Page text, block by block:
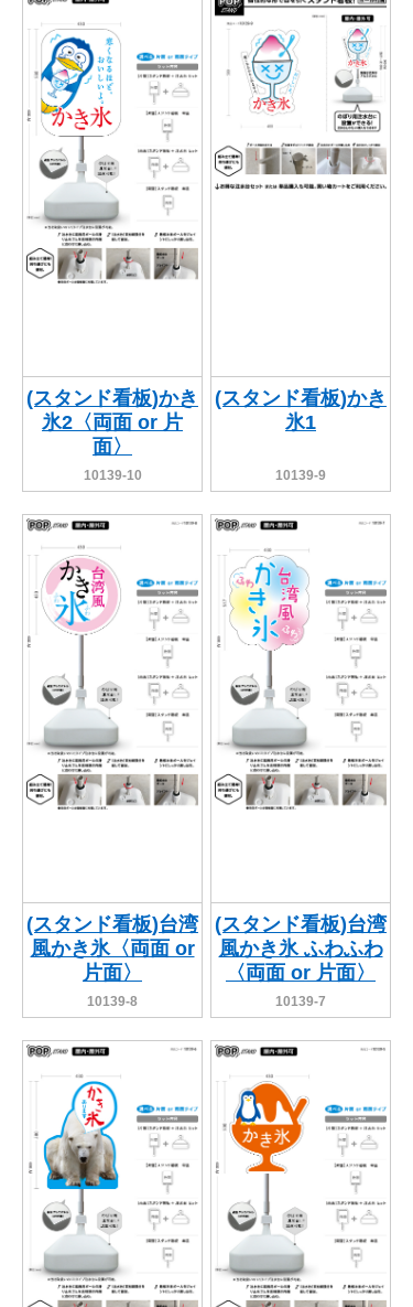
(スタンド看板)かき
氷2〈両面 or 片
面〉
10139-10
(スタンド看板)かき
氷1
10139-9
(スタンド看板)台湾
風かき氷〈両面 or
片面〉
10139-8
(スタンド看板)台湾
風かき氷 ふわふわ
〈両面 or 片面〉
10139-7